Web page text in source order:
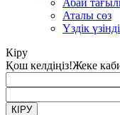
Абай
Аталы сөз
Үздік
Кіру
Қош келдіңіз!Жеке